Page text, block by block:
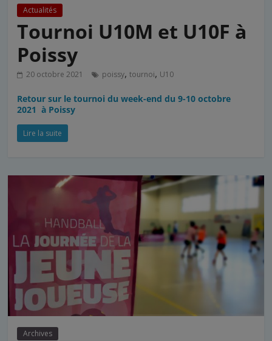
Actualités
Tournoi U10M et U10F à
Poissy
20 octobre 2021 poissy,tournoi, U10
Retour sur le tournoi du week-end du 9-10 octobre
2021 à Poissy
Lire la suite
Archives